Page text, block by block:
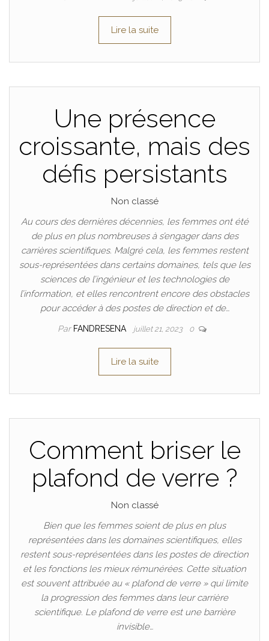
Lire la suite
Une présence
croissante, mais des
défis persistants
Non classé
Au cours des dernières décennies, les femmes ont été
de plus en plus nombreuses à s’engager dans des
carrières scientifiques. Malgré cela, les femmes restent
sous-représentées dans certains domaines, tels que les
sciences de l’ingénieur et les technologies de
l’information, et elles rencontrent encore des obstacles
pour accéder à des postes de direction et de…
Par FANDRESENA juillet 21, 2023 0
Lire la suite
Comment briser le
plafond de verre ?
Non classé
Bien que les femmes soient de plus en plus
représentées dans les domaines scientifiques, elles
restent sous-représentées dans les postes de direction
et les fonctions les mieux rémunérées. Cette situation
est souvent attribuée au « plafond de verre » qui limite
la progression des femmes dans leur carrière
scientifique. Le plafond de verre est une barrière
invisible…